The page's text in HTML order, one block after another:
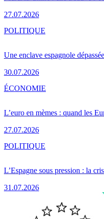
27.07.2026
Une enclave espagnole
30.07.2026
POLITIQUE
L’euro en mèmes : quand les
27.07.2026
ÉCONOMIE
L’Espagne sous pression : la
31.07.2026
POLITIQUE